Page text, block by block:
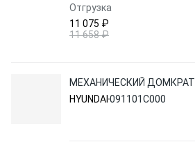
Отгрузка
11 075 ₽
11 658 ₽
МЕХАНИЧЕСКИЙ ДОМКРАТ
HYUNDAI 091101C000